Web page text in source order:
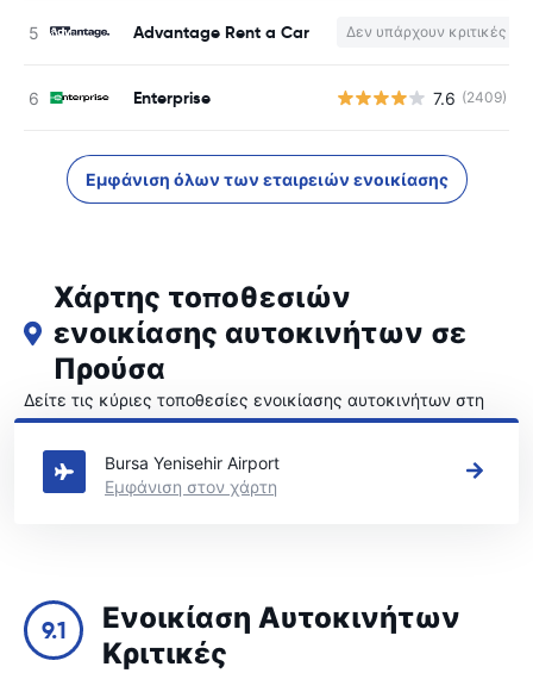
Advantage Rent a Car Δεν υπάρχουν κριτικές
Enterprise 7.6 (2409)
Εμφάνιση όλων των εταιρειών ενοικίασης
Χάρτης τοποθεσιών
ενοικίασης αυτοκινήτων σε
Προύσα
Δείτε τις κύριες τοποθεσίες ενοικίασης αυτοκινήτων στη
Προύσα
Bursa Yenisehir Airport
Εμφάνιση στον χάρτη
9.1
Ενοικίαση Αυτοκινήτων
Κριτικές